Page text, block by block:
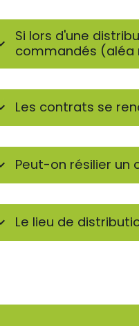
Si lors d'une
commandés (aléa
Les contrats se
Peut-on résilier un
Le lieu de